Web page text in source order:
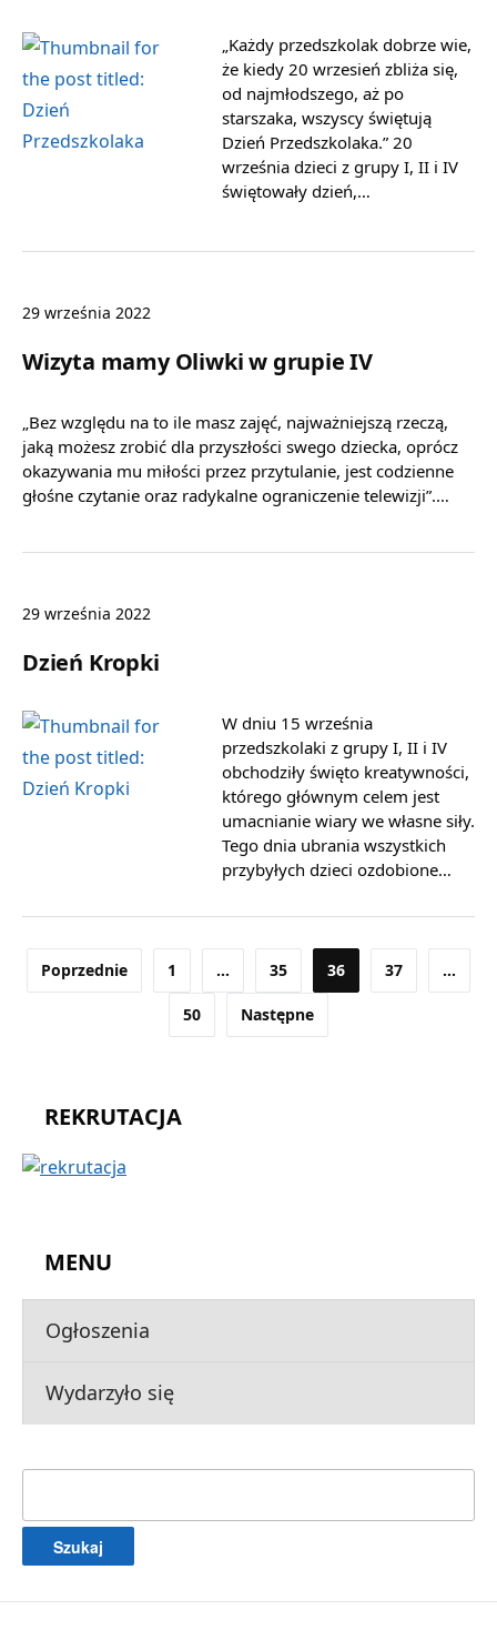
REKRUTACJA
MENU
Ogłoszenia
Wydarzyło się
„Każdy przedszkolak dobrze wie,
że kiedy 20 wrzesień zbliża się,
od najmłodszego, aż po
starszaka, wszyscy świętują
Dzień Przedszkolaka.” 20
września dzieci z grupy I, II i IV
świętowały dzień,…
29 września 2022
Wizyta mamy Oliwki w grupie IV
„Bez względu na to ile masz zajęć, najważniejszą rzeczą,
jaką możesz zrobić dla przyszłości swego dziecka, oprócz
okazywania mu miłości przez przytulanie, jest codzienne
głośne czytanie oraz radykalne ograniczenie telewizji”.…
29 września 2022
Dzień Kropki
W dniu 15 września
przedszkolaki z grupy I, II i IV
obchodziły święto kreatywności,
którego głównym celem jest
umacnianie wiary we własne siły.
Tego dnia ubrania wszystkich
przybyłych dzieci ozdobione…
Stronicowanie
Poprzednie 1 … 35 36 37 …
50 Następne